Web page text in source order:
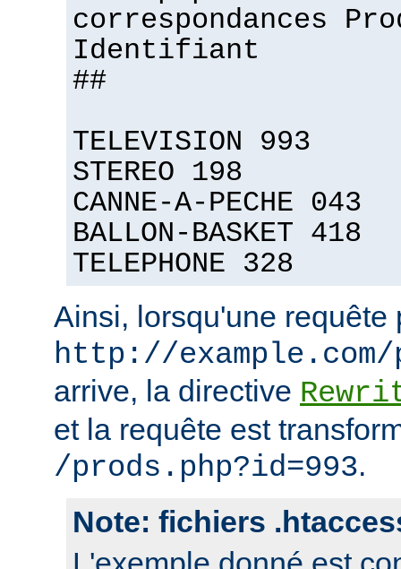
correspondances
Identifiant
##
TELEVISION 993
STEREO 198
CANNE-A-PECHE 043
BALLON-BASKET 418
TELEPHONE 328
Ainsi, lorsqu'une requête
http://example.com/
arrive, la directive
et la requête est
/prods.php?id=993.
Note: fichiers